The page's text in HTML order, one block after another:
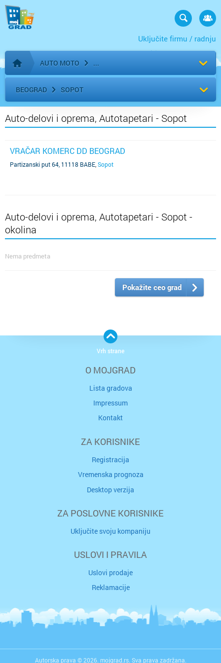
Uključite firmu / radnju
Početna stranica
AUTO MOTO
BEOGRAD SOPOT
Auto-delovi i oprema, Autotapetari - Sopot
VRAČAR KOMERC DD BEOGRAD
Partizanski put 64, 11118 BABE Sopot
Auto-delovi i oprema, Autotapetari - Sopot -
okolina
Nema predmeta
Pokažite ceo grad
O MOJGRAD
Lista gradova
Impressum
Kontakt
ZA KORISNIKE
Registracija
Vremenska prognoza
Desktop verzija
ZA POSLOVNE KORISNIKE
Uključite svoju kompaniju
USLOVI I PRAVILA
Uslovi prodaje
Reklamacije
Autorska prava © 2026. mojgrad.rs. Sva prava zadržana.
Vrh strane